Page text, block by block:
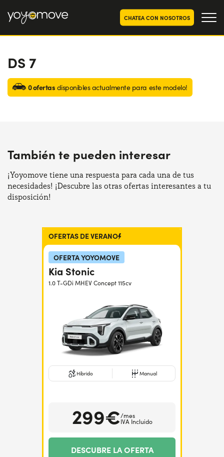
CHATEA CON NOSOTROS
OFERTAS RENTING COCHES
Particulares
Autónomos y Empresas
OFERTAS RENTING
SEGUNDA MANO
Nuestra historia
Trabaja con nosotros
CÓMO FUNCIONA
POR QUÉ CONVIENE
¿Necesitas ayuda?
DS 7
0 ofertas disponibles actualmente para este modelo!
También te pueden interesar
¡Yoyomove tiene una respuesta para cada una de tus
necesidades! ¡Descubre las otras ofertas interesantes a tu
disposición!
OFERTAS DE VERANO
OFERTA YOYOMOVE
Kia Stonic
1.0 T-GDi MHEV Concept 115cv
Híbrido Manual
299€/mes
IVA Incluido
DESCUBRE LA OFERTA